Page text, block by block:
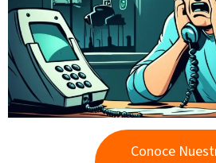
Conoce